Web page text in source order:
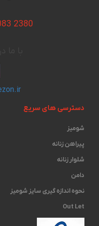
2380
دسترسی های سریع
شومیز
پیراهن زنانه
شلوار زنانه
دامن
نحوه اندازه گیری ‫سایز شومیز
Out Let